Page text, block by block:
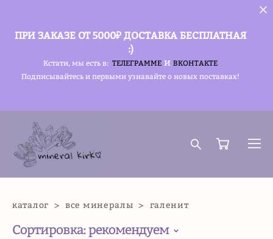
ПРИ ЗАКАЗЕ ОТ 5000₽ ДОСТАВКА БЕСПЛАТНАЯ
:)
Кстати, мы есть в: ТЕЛЕГРАММЕ и ВКОНТАКТЕ
Подписывайтесь и первыми узнавайте о новых поставках!
каталог > все минералы > галенит
Сортировка:рекомендуем